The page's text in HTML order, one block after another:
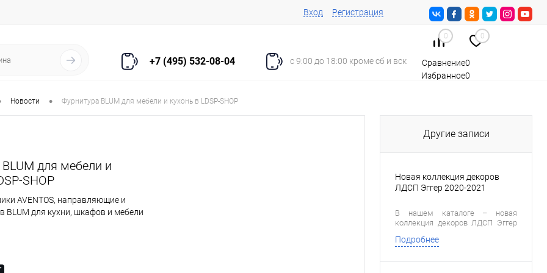
Вход Регистрация
+7 (495) 532-08-04 с 9:00 до 18:00 кроме сб и вск
0 0
Сравнение0
Избранное0
Новости • Фурнитура BLUM для мебели и кухонь в LDSP-SHOP
для мебели и
SHOP
AVENTOS, направляющие и
BLUM для кухни, шкафов и мебели
Другие записи
Новая коллекция декоров
ЛДСП Эггер 2020-2021
В нашем каталоге – новая
коллекция декоров ЛДСП Эггер
больше декоров и новых
стильные проекты станет еще
Подробнее